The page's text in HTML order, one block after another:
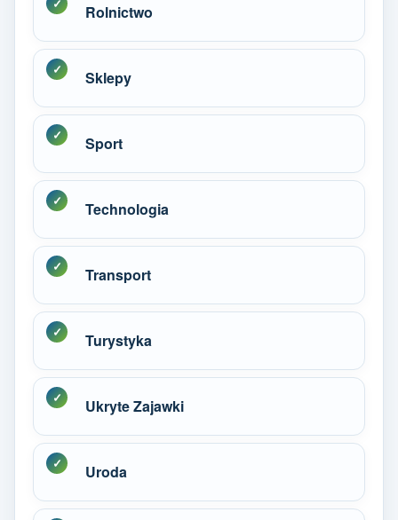
Rolnictwo
Sklepy
Sport
Technologia
Transport
Turystyka
Ukryte Zajawki
Uroda